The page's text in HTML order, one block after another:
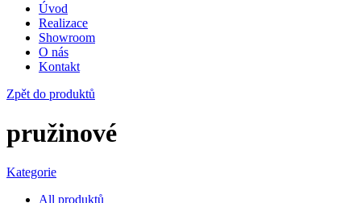
Úvod
Realizace
Showroom
O nás
Kontakt
Zpět do produktů
pružinové
Kategorie
All produktů